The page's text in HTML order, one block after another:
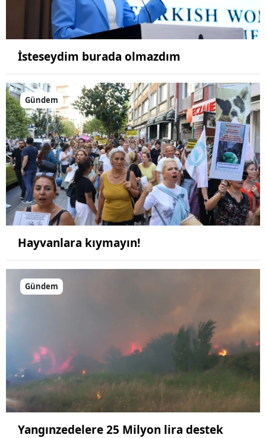
İsteseydim burada olmazdım
Gündem
Hayvanlara kıymayın!
Gündem
Yangınzedelere 25 Milyon lira destek